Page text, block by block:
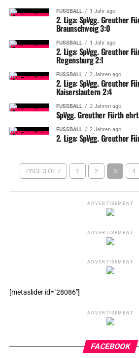
FUSSBALL 1 Jahr ago
2. Liga: SpVgg. Greuther
Braunschweig 3:0
FUSSBALL 1 Jahr ago
2. Liga: SpVgg. Greuther
Regensburg 2:1
FUSSBALL 2 Jahren ago
2. Liga: SpVgg. Greuther
Kaiserslautern 2:4
FUSSBALL 2 Jahren ago
SpVgg. Greuther Fürth
FUSSBALL 2 Jahren ago
2. Liga: SpVgg. Greuther
PAGE 3 OF 7 1 2 3 4
ADVERTISEMENT
ADVERTISEMENT
ADVERTISEMENT
[metaslider id="28086"]
ADVERTISEMENT
FACEBOOK